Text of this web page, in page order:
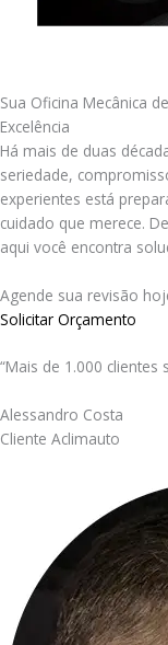
Sua Oficina Mecânica
Excelência
Há mais de duas
seriedade,
experientes está
cuidado que merece.
aqui você encontra
Agende sua revisão
Solicitar Orçamento
“Mais de 1.000
Alessandro Costa
Cliente Aclimauto